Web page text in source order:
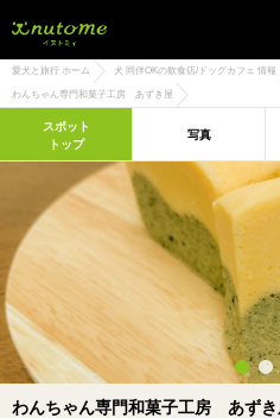
愛犬と旅行 ホーム 犬 同伴OKの飲食店/ドッグカフェ 情報
わんちゃん専門和菓子工房 あずき屋
スポット
トップ
写真
わんちゃん専門和菓子工房 あず